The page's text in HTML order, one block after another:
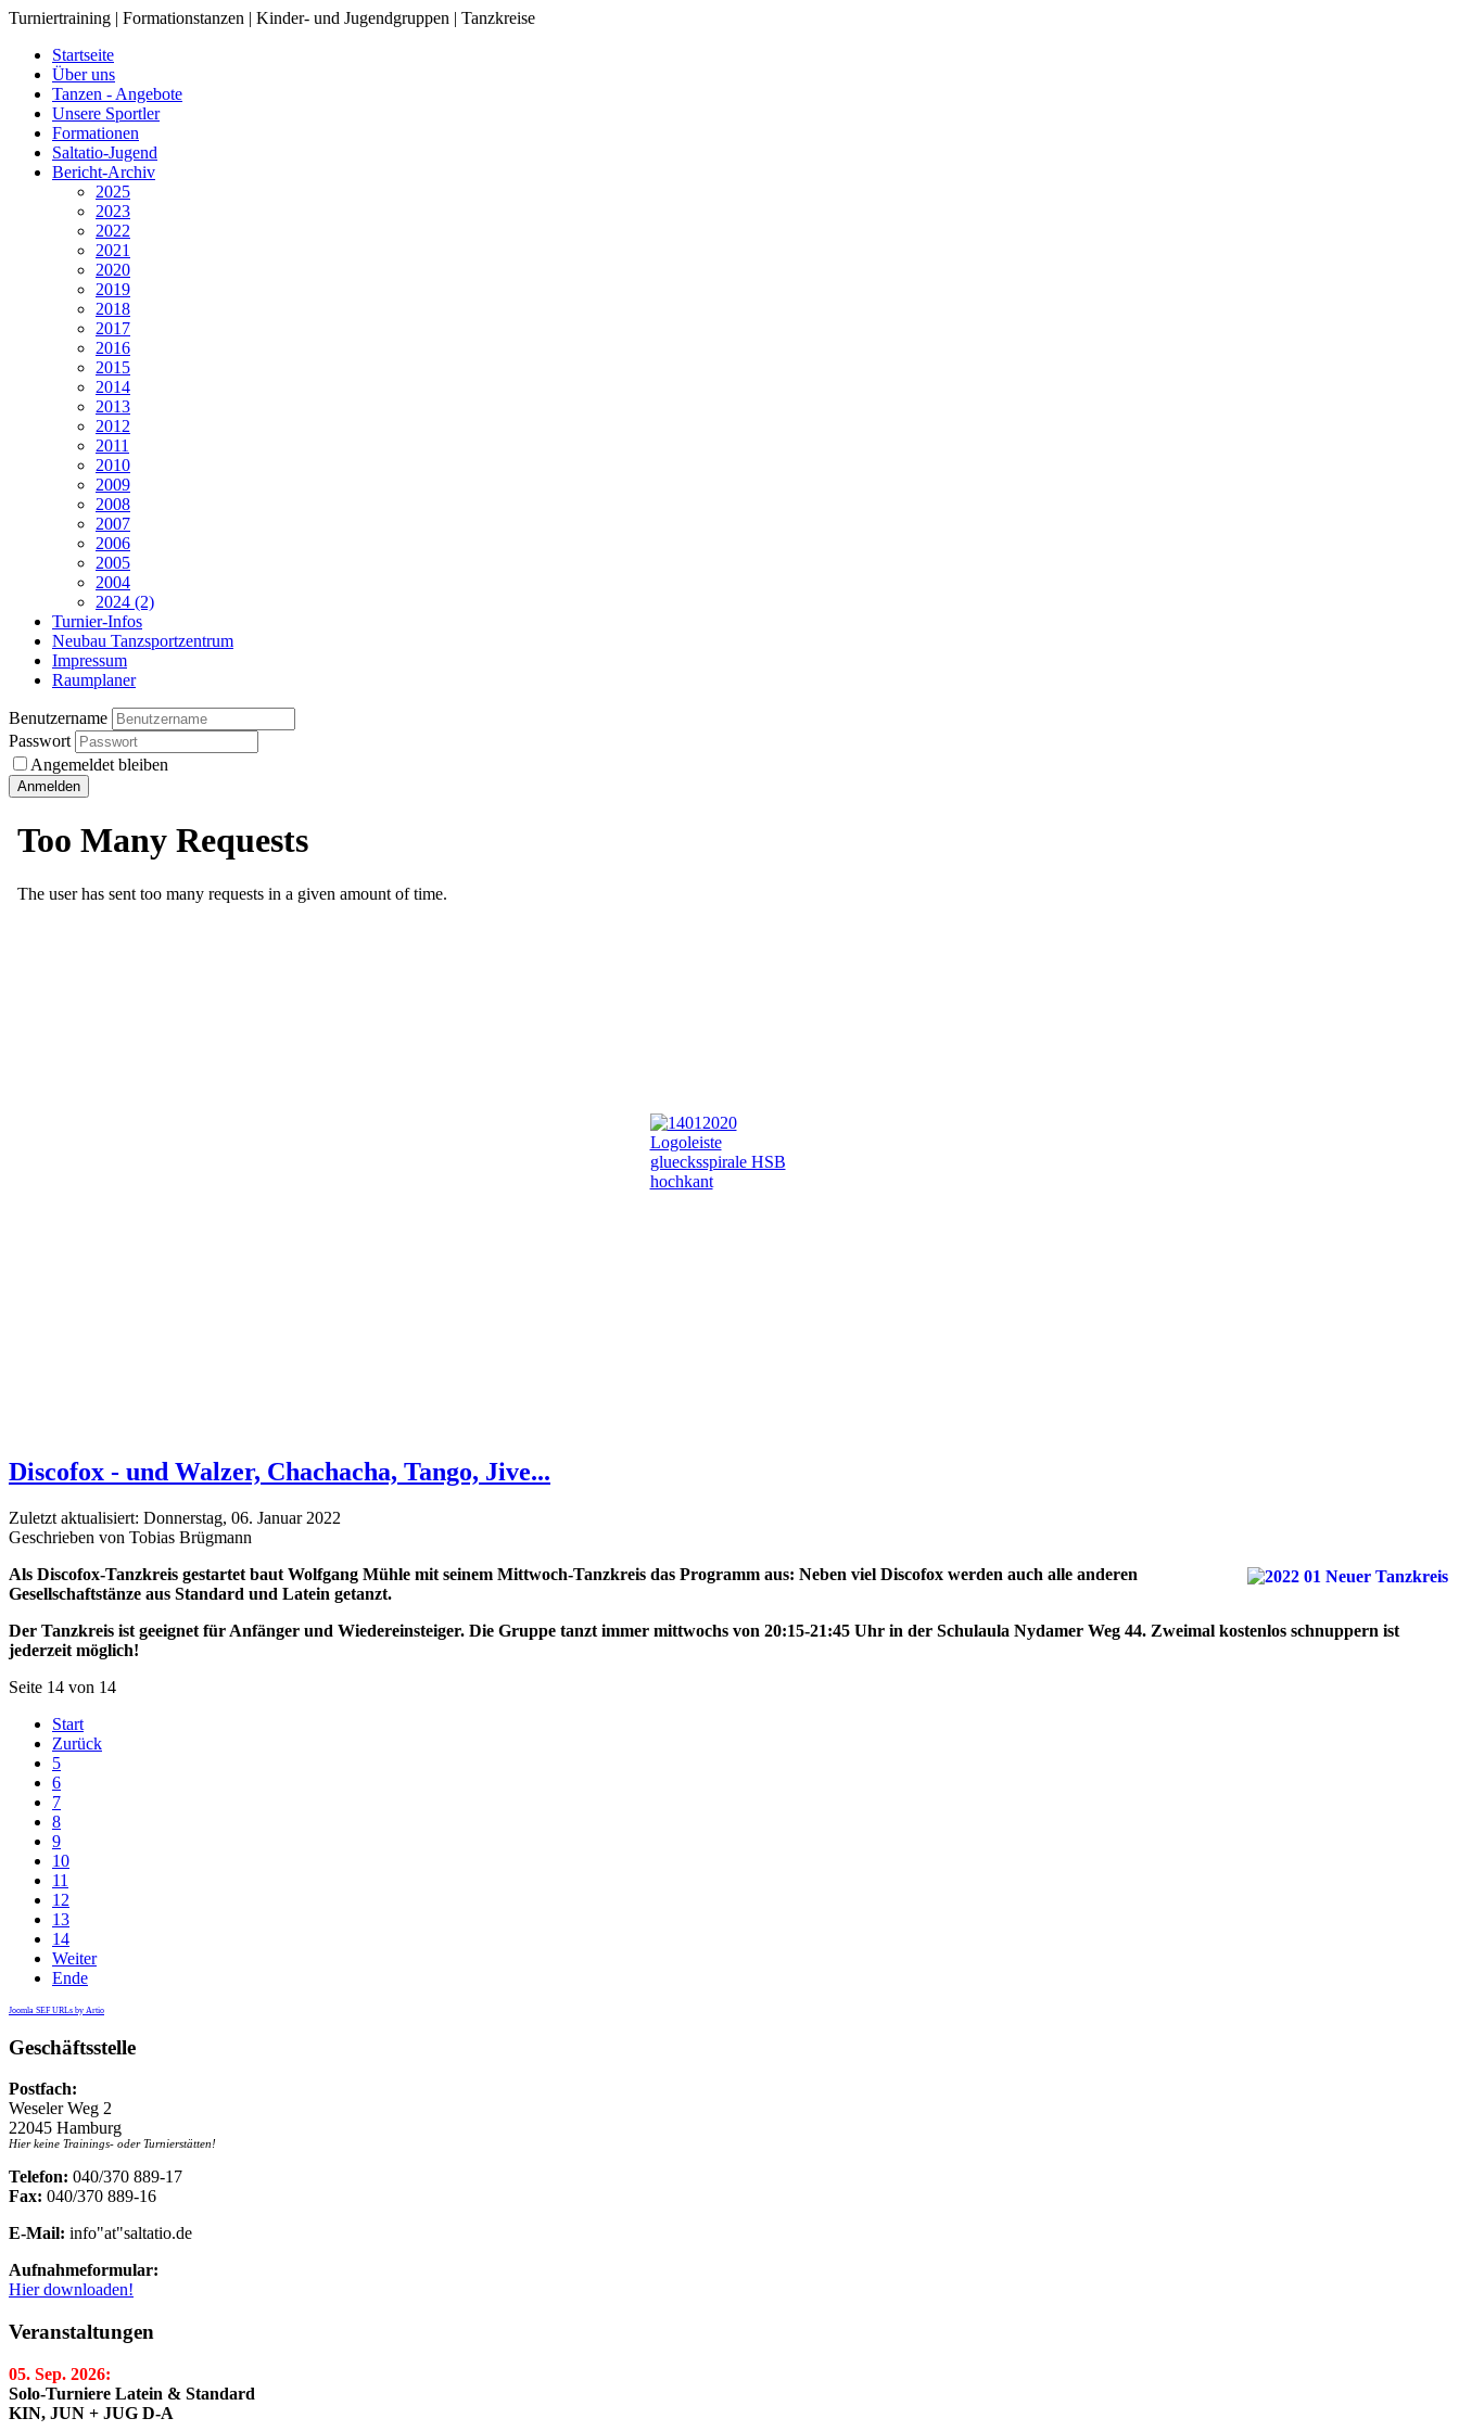
Turniertraining | Formationstanzen | Kinder- und Jugendgruppen | Tanzkreise
Startseite
Über uns
Tanzen - Angebote
Unsere Sportler
Formationen
Saltatio-Jugend
Bericht-Archiv
2025
2023
2022
2021
2020
2019
2018
2017
2016
2015
2014
2013
2012
2011
2010
2009
2008
2007
2006
2005
2004
2024 (2)
Turnier-Infos
Neubau Tanzsportzentrum
Impressum
Raumplaner
Benutzername
Passwort
Angemeldet bleiben
Discofox - und Walzer, Chachacha, Tango, Jive...
Zuletzt aktualisiert: Donnerstag, 06. Januar 2022
Geschrieben von Tobias Brügmann
Als Discofox-Tanzkreis gestartet baut Wolfgang Mühle mit seinem Mittwoch-Tanzkreis das Programm aus: Neben viel Discofox werden auch alle anderen
Gesellschaftstänze aus Standard und Latein getanzt.
Der Tanzkreis ist geeignet für Anfänger und Wiedereinsteiger. Die Gruppe tanzt immer mittwochs von 20:15-21:45 Uhr in der Schulaula Nydamer Weg 44. Zweimal kostenlos schnuppern ist
jederzeit möglich!
Seite 14 von 14
Start
Zurück
5
6
7
8
9
10
11
12
13
14
Weiter
Ende
Joomla SEF URLs by Artio
Geschäftsstelle
Postfach:
Weseler Weg 2
22045 Hamburg
Hier keine Trainings- oder Turnierstätten!
Telefon: 040/370 889-17
Fax: 040/370 889-16
E-Mail: info"at"saltatio.de
Aufnahmeformular:
Hier downloaden!
Veranstaltungen
05. Sep. 2026:
Solo-Turniere Latein & Standard
KIN, JUN + JUG D-A